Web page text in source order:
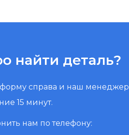
найти деталь?
форму справа и наш менеджер
15 минут.
нам по телефону: